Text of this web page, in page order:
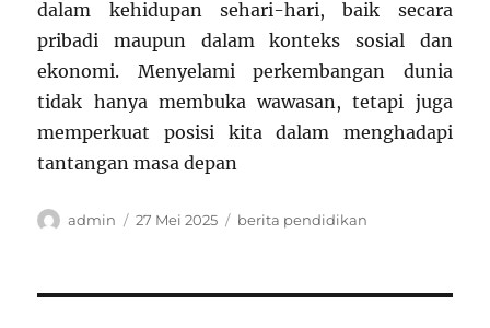
dalam kehidupan sehari-hari, baik secara
pribadi maupun dalam konteks sosial dan
ekonomi. Menyelami perkembangan dunia
tidak hanya membuka wawasan, tetapi juga
memperkuat posisi kita dalam menghadapi
tantangan masa depan
Author
admin
Posted
27 Mei 2025 Categories
berita pendidikan